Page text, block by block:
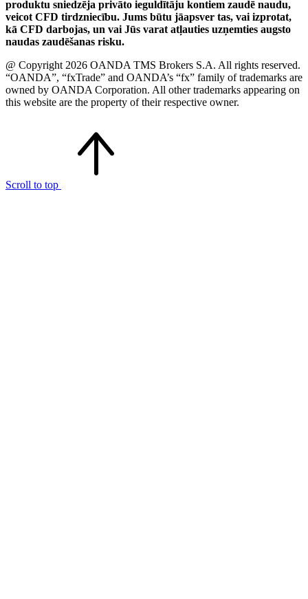
produktu sniedzēja privāto ieguldītāju kontiem zaudē naudu,
veicot CFD tirdzniecību. Jums būtu jāapsver tas, vai izprotat,
kā CFD darbojas, un vai Jūs varat atļauties uzņemties augsto
naudas zaudēšanas risku.
@ Copyright 2026 OANDA TMS Brokers S.A. All rights reserved.
“OANDA”, “fxTrade” and OANDA’s “fx” family of trademarks are
owned by OANDA Corporation. All other trademarks appearing on
this website are the property of their respective owner.
Scroll to top